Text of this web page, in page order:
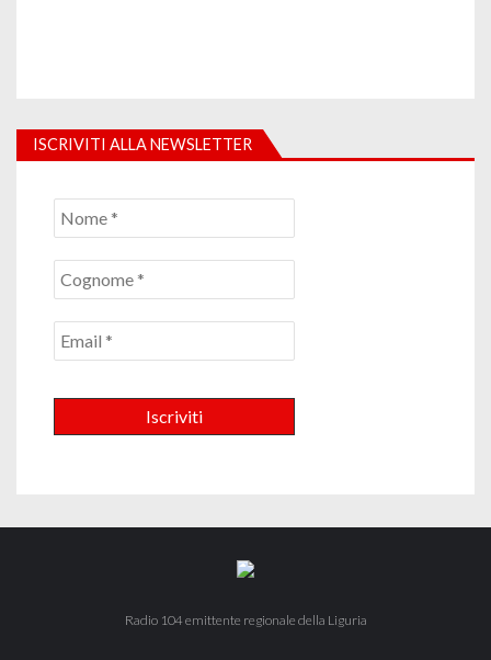
ISCRIVITI ALLA NEWSLETTER
Radio 104 emittente regionale della Liguria